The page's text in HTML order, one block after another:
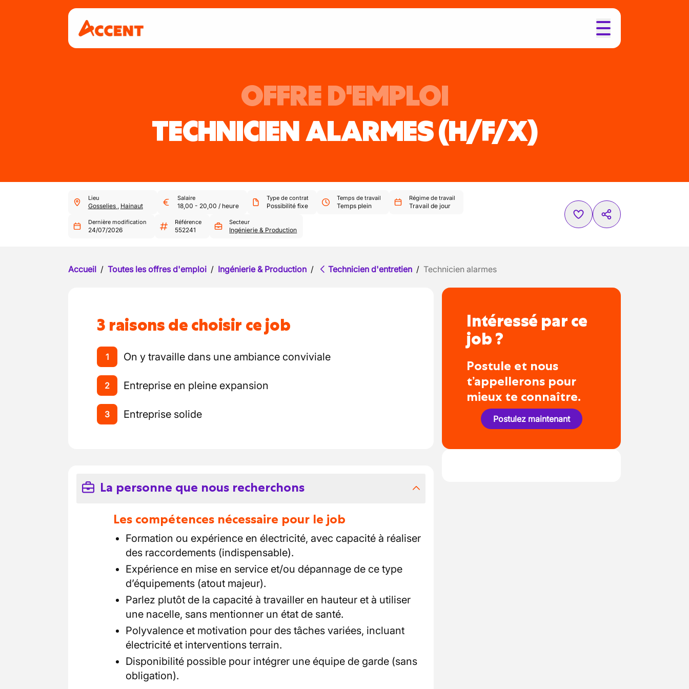
OFFRE D'EMPLOI
TECHNICIEN ALARMES(H/F/X)
Lieu
Gosselies , Hainaut
Salaire
18,00 - 20,00 / heure
Type de contrat
Possibilité fixe
Temps de travail
Temps plein
Régime de travail
Travail de jour
Dernière modification
24/07/2026
Référence
552241
Secteur
Ingénierie & Production
Accueil / Toutes les offres d'emploi / Ingénierie & Production / Technicien d'entretien / Technicien alarmes
3 raisons de choisir ce job
1 On y travaille dans une ambiance conviviale
2 Entreprise en pleine expansion
3 Entreprise solide
La personne que nous recherchons
Les compétences nécessaire pour le job
Formation ou expérience en électricité, avec capacité à réaliser
des raccordements (indispensable).
Expérience en mise en service et/ou dépannage de ce type
d’équipements (atout majeur).
Parlez plutôt de la capacité à travailler en hauteur et à utiliser
une nacelle, sans mentionner un état de santé.
Polyvalence et motivation pour des tâches variées, incluant
électricité et interventions terrain.
Disponibilité possible pour intégrer une équipe de garde (sans
obligation).
Intéressé par ce
job ?
Postule et nous
t’appellerons pour
mieux te connaître.
Postulez maintenant